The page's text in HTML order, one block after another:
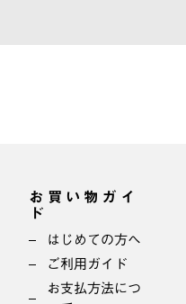
お買い物ガイ
ド
はじめての方へ
ご利用ガイド
お支払方法につ